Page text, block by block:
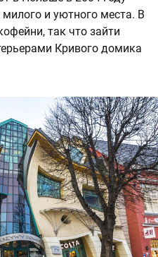
и уютного места. В
так что зайти
Кривого домика